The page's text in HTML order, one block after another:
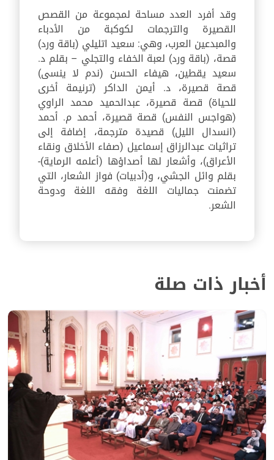
وقد أفرد العدد مساحة لمجموعة من القصص
القصيرة والترجمات لكوكبة من الأدباء
والمبدعين العرب، وهي: سعيد اتليلي (باقة ورد)
قصة، (باقة ورد) لعبة الخفاء والتجلي – بقلم د.
سعيد يقطين، هيفاء الحسن (ندم لا ينسى)
قصة قصيرة، د. أيمن الداكر (ترنيمة أخرى
للحياة) قصة قصيرة، عبدالحميد محمد الراوي
(هواجس النفس) قصة قصيرة، أحمد م. أحمد
(انسدال الليل) قصيدة مترجمة، إضافة إلى
تراثيات عبدالرزاق إسماعيل (صفاء الأخلاق ونقاء
الأعراق)، وأشعار لها أصداؤها (أعلمه الرماية)-
بقلم وائل الجشي، و(أدبيات) فواز الشعار، التي
تضمنت جماليات اللغة وفقه اللغة ودوحة
الشعر.
أخبار ذات صلة